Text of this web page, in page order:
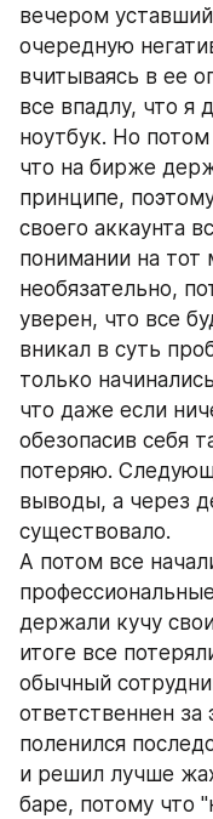
вечером
очередную
вчитываясь в ее
все впадлу, что я
ноутбук. Но
что на бирже
принципе,
своего аккаунта
понимании на тот
необязательно,
уверен, что все
вникал в суть
только
что даже если
обезопасив себя
потеряю.
выводы, а через
существовало.
А потом все
держали кучу
итоге все
обычный
ответственнен за
поленился
и решил лучше
баре, потому что